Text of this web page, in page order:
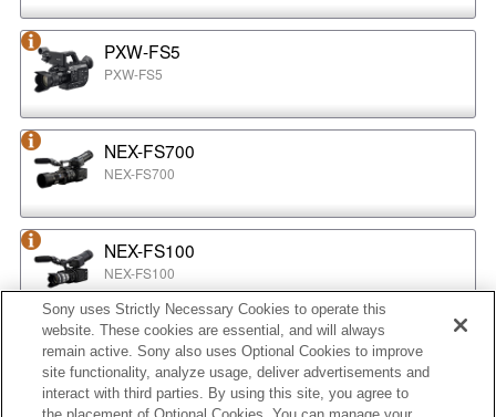
PXW-FS5
PXW-FS5
NEX-FS700
NEX-FS700
NEX-FS100
NEX-FS100
NEX-EA50
NEX-EA50
Sony uses Strictly Necessary Cookies to operate this
website. These cookies are essential, and will always
remain active. Sony also uses Optional Cookies to improve
site functionality, analyze usage, deliver advertisements and
interact with third parties. By using this site, you agree to